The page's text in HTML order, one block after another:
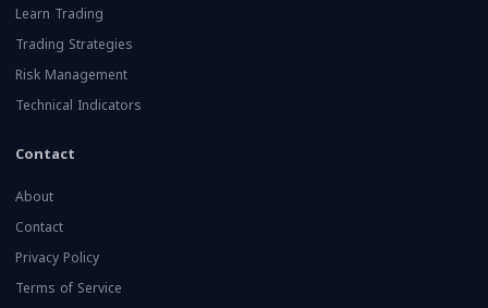
Learn Trading
Trading Strategies
Risk Management
Technical Indicators
Contact
About
Contact
Privacy Policy
Terms of Service